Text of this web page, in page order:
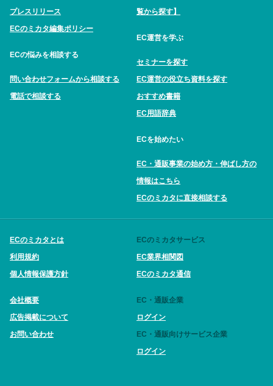
プレスリリース
ECのミカタ編集ポリシー
ECの悩みを相談する
問い合わせフォームから相談する
電話で相談する
覧から探す】
EC運営を学ぶ
セミナーを探す
EC運営の役立ち資料を探す
おすすめ書籍
EC用語辞典
ECを始めたい
EC・通販事業の始め方・伸ばし方の
情報はこちら
ECのミカタに直接相談する
ECのミカタとは
利用規約
個人情報保護方針
会社概要
広告掲載について
お問い合わせ
ECのミカタサービス
EC業界相関図
ECのミカタ通信
EC・通販企業
ログイン
EC・通販向けサービス企業
ログイン